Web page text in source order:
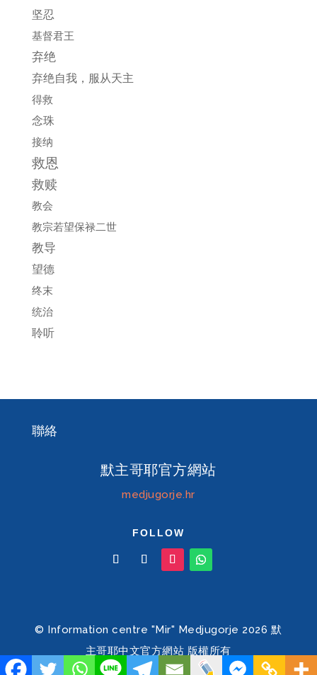
坚忍
基督君王
弃绝
弃绝自我，服从天主
得救
念珠
接纳
救恩
救赎
教会
教宗若望保禄二世
教导
望德
终末
统治
聆听
聯絡
默主哥耶官方網站
medjugorje.hr
FOLLOW
© Information centre "Mir" Medjugorje 2026 默
主哥耶中文官方網站 版權所有